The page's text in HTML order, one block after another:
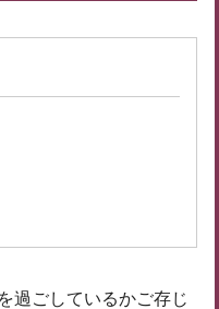
過ごしているかご存じ